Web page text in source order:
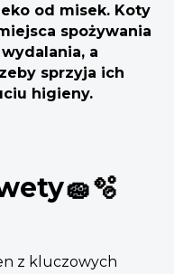
od misek. Koty
spożywania
a
sprzyja ich
higieny.
z kluczowych